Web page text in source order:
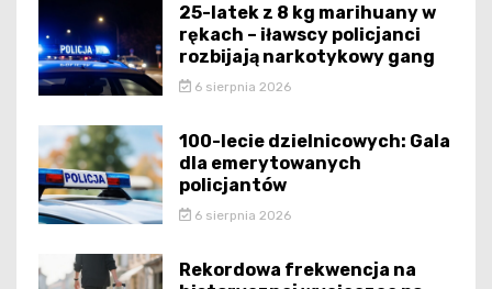
25-latek z 8 kg marihuany w
rękach – iławscy policjanci
rozbijają narkotykowy gang
6 sierpnia 2026
100-lecie dzielnicowych: Gala
dla emerytowanych
policjantów
6 sierpnia 2026
Rekordowa frekwencja na